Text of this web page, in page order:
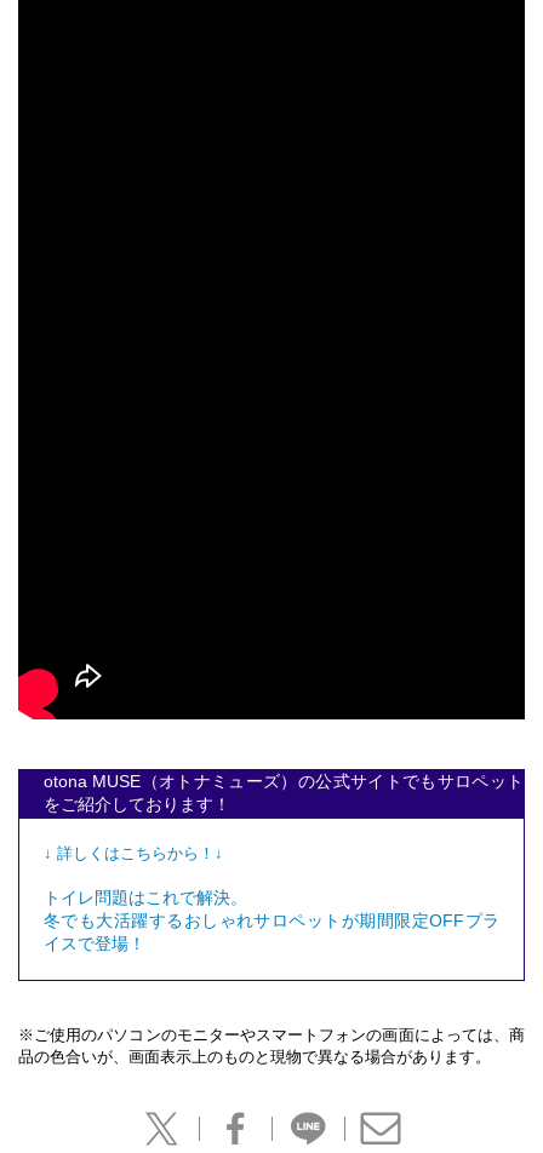
otona MUSE（オトナミューズ）の公式サイトでもサロペット
をご紹介しております！
↓ 詳しくはこちらから！↓
トイレ問題はこれで解決。
冬でも大活躍するおしゃれサロペットが期間限定OFFプラ
イスで登場！
※ご使用のパソコンのモニターやスマートフォンの画面によっては、商
品の色合いが、画面表示上のものと現物で異なる場合があります。